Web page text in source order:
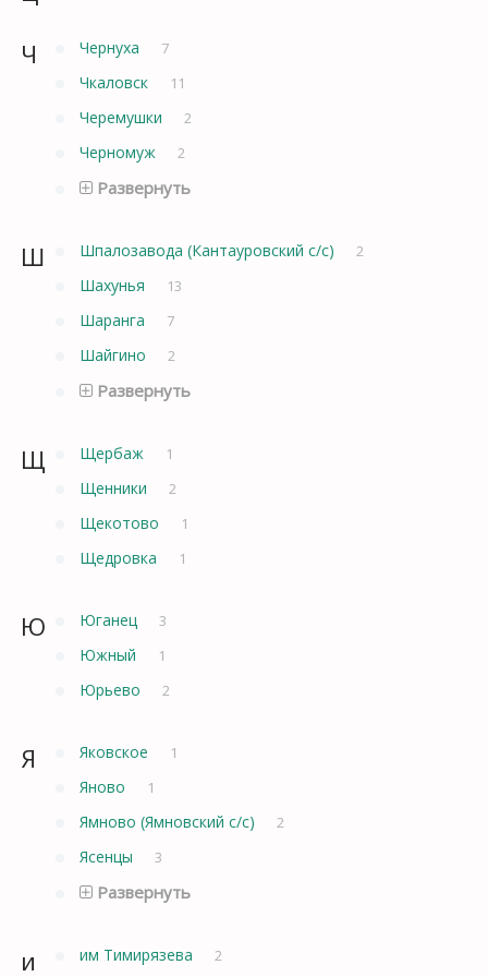
Ч
Чернуха 7
Чкаловск 11
Черемушки 2
Черномуж 2
Развернуть
Ш Шпалозавода (Кантауровский с/с) 2
Шахунья 13
Шаранга 7
Шайгино 2
Развернуть
Щ Щербаж 1
Щенники 2
Щекотово 1
Щедровка 1
Ю Юганец 3
Южный 1
Юрьево 2
Я Яковское 1
Яново 1
Ямново (Ямновский с/с) 2
Ясенцы 3
Развернуть
и им Тимирязева 2